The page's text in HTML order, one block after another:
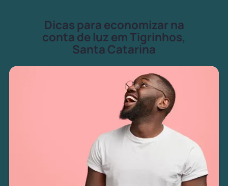
Dicas para economizar na
conta de luz em Tigrinhos,
Santa Catarina